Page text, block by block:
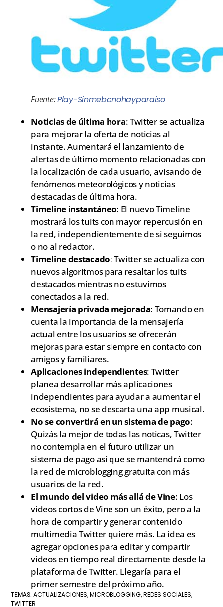
Fuente:Play-Sinmebanohayparaiso
Noticias de última hora: Twitter se actualiza
para mejorar la oferta de noticias al
instante. Aumentará el lanzamiento de
alertas de último momento relacionadas con
la localización de cada usuario, avisando de
fenómenos meteorológicos y noticias
destacadas de última hora.
Timeline instantáneo: El nuevo Timeline
mostrará los tuits con mayor repercusión en
la red, independientemente de si seguimos
o no al redactor.
Timeline destacado: Twitter se actualiza con
nuevos algoritmos para resaltar los tuits
destacados mientras no estuvimos
conectados a la red.
Mensajería privada mejorada: Tomando en
cuenta la importancia de la mensajería
actual entre los usuarios se ofrecerán
mejoras para estar siempre en contacto con
amigos y familiares.
Aplicaciones independientes: Twitter
planea desarrollar más aplicaciones
independientes para ayudar a aumentar el
ecosistema, no se descarta una app musical.
No se convertirá en un sistema de pago:
Quizás la mejor de todas las noticas, Twitter
no contempla en el futuro utilizar un
sistema de pago así que se mantendrá como
la red de microblogging gratuita con más
usuarios de la red.
El mundo del video más allá de Vine: Los
videos cortos de Vine son un éxito, pero a la
hora de compartir y generar contenido
multimedia Twitter quiere más. La idea es
agregar opciones para editar y compartir
videos en tiempo real directamente desde la
plataforma de Twitter. Llegaría para el
primer semestre del próximo año.
TEMAS:ACTUALIZACIONES, MICROBLOGGING, REDES SOCIALES,
TWITTER